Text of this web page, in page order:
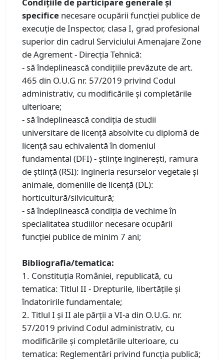
specifice necesare ocupării funcţiei publice de
execuţie de Inspector, clasa I, grad profesional
superior din cadrul Serviciului Amenajare Zone
de Agrement - Direcţia Tehnică:
- să îndeplinească condiţiile prevăzute de art.
465 din O.U.G nr. 57/2019 privind Codul
administrativ, cu modificările şi completările
ulterioare;
- să îndeplinească condiţia de studii
universitare de licenţă absolvite cu diplomă de
licenţă sau echivalentă în domeniul
fundamental (DFI) - ştiinţe inginereşti, ramura
de știință (RSI): ingineria resurselor vegetale și
animale, domeniile de licență (DL):
horticultură/silvicultură;
- să îndeplinească condiţia de vechime în
specialitatea studiilor necesare ocupării
funcției publice de minim 7 ani;
Bibliografia/tematica:
1. Constituţia României, republicată, cu
tematica: Titlul II - Drepturile, libertăţile şi
îndatoririle fundamentale;
2. Titlul I și II ale părții a VI-a din O.U.G. nr.
57/2019 privind Codul administrativ, cu
modificările și completările ulterioare, cu
tematica: Reglementări privind funcția publică;